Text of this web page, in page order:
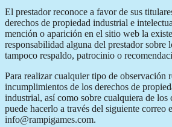
El prestador reconoce a favor de sus
derechos de propiedad industrial e
mención o aparición en el sitio web la
responsabilidad alguna del prestador sobre
tampoco respaldo, patrocinio o
Para realizar cualquier tipo de observación
incumplimientos de los derechos de
industrial, así como sobre cualquiera de
puede hacerlo a través del siguiente correo
info@rampigames.com.